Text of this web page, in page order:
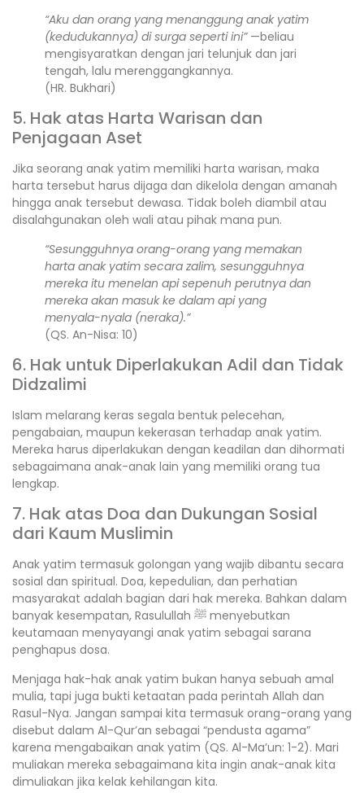
“Aku dan orang yang menanggung anak yatim
(kedudukannya) di surga seperti ini”—beliau
mengisyaratkan dengan jari telunjuk dan jari
tengah, lalu merenggangkannya.
(HR. Bukhari)
5. Hak atas Harta Warisan dan
Penjagaan Aset
Jika seorang anak yatim memiliki harta warisan, maka
harta tersebut harus dijaga dan dikelola dengan amanah
hingga anak tersebut dewasa. Tidak boleh diambil atau
disalahgunakan oleh wali atau pihak mana pun.
“Sesungguhnya orang-orang yang memakan
harta anak yatim secara zalim, sesungguhnya
mereka itu menelan api sepenuh perutnya dan
mereka akan masuk ke dalam api yang
menyala-nyala (neraka).”
(QS. An-Nisa: 10)
6. Hak untuk Diperlakukan Adil dan Tidak
Didzalimi
Islam melarang keras segala bentuk pelecehan,
pengabaian, maupun kekerasan terhadap anak yatim.
Mereka harus diperlakukan dengan keadilan dan dihormati
sebagaimana anak-anak lain yang memiliki orang tua
lengkap.
7. Hak atas Doa dan Dukungan Sosial
dari Kaum Muslimin
Anak yatim termasuk golongan yang wajib dibantu secara
sosial dan spiritual. Doa, kepedulian, dan perhatian
masyarakat adalah bagian dari hak mereka. Bahkan dalam
banyak kesempatan, Rasulullah ﷺ menyebutkan
keutamaan menyayangi anak yatim sebagai sarana
penghapus dosa.
Menjaga hak-hak anak yatim bukan hanya sebuah amal
mulia, tapi juga bukti ketaatan pada perintah Allah dan
Rasul-Nya. Jangan sampai kita termasuk orang-orang yang
disebut dalam Al-Qur’an sebagai “pendusta agama”
karena mengabaikan anak yatim (QS. Al-Ma’un: 1-2). Mari
muliakan mereka sebagaimana kita ingin anak-anak kita
dimuliakan jika kelak kehilangan kita.